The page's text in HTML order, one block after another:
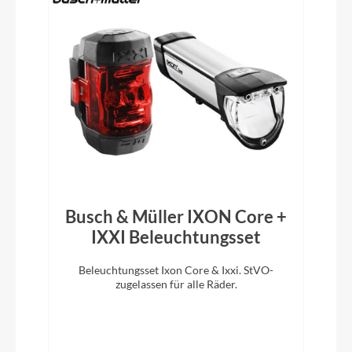
Fully
Modelljahr
Hinterrad Nabe
32H Center Lock
Busch & Müller IXON Core +
IXXI Beleuchtungsset
Beleuchtungsset Ixon Core & Ixxi. StVO-
zugelassen für alle Räder.